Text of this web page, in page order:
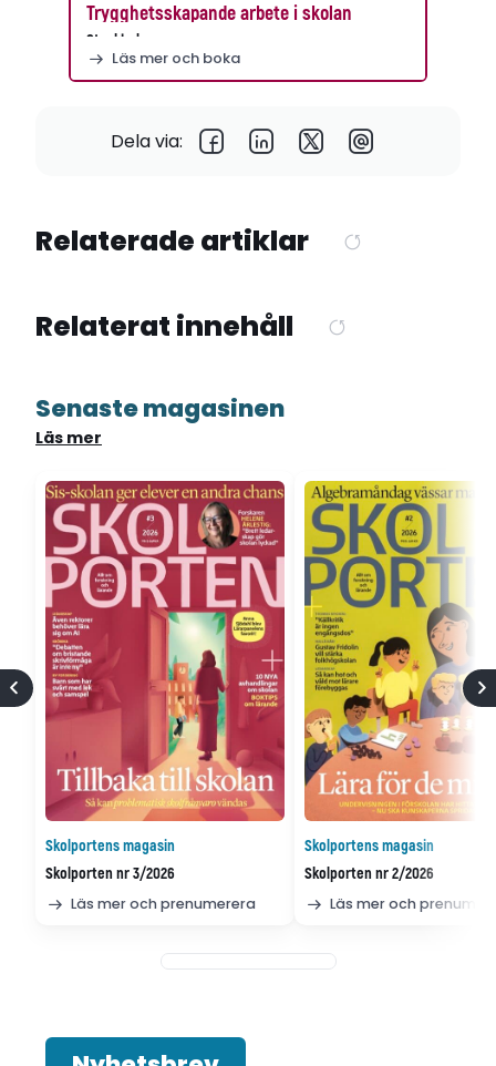
Trygghetsskapande arbete i skolan
Stockholm
Läs mer och boka
Dela via:
Relaterade artiklar
Relaterat innehåll
Senaste magasinen
Läs mer
Skolportens magasin
Skolporten nr 3/2026
Läs mer och prenumerera
Skolportens magasin
Skolporten nr 2/2026
Läs mer och